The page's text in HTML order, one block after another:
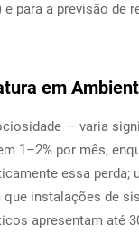
para a previsão de
em
— varia
1–2% por mês,
essa perda;
que instalações de
apresentam até